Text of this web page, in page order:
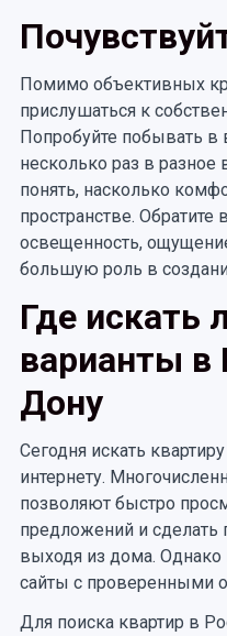
Помимо объективных
прислушаться к
Попробуйте побывать в
несколько раз в
понять, насколько
пространстве.
освещенность,
большую роль в
Где искать
варианты в
Дону
Сегодня искать
интернету.
позволяют быстро
предложений и
выходя из дома.
сайты с проверенными
Для поиска квартир в